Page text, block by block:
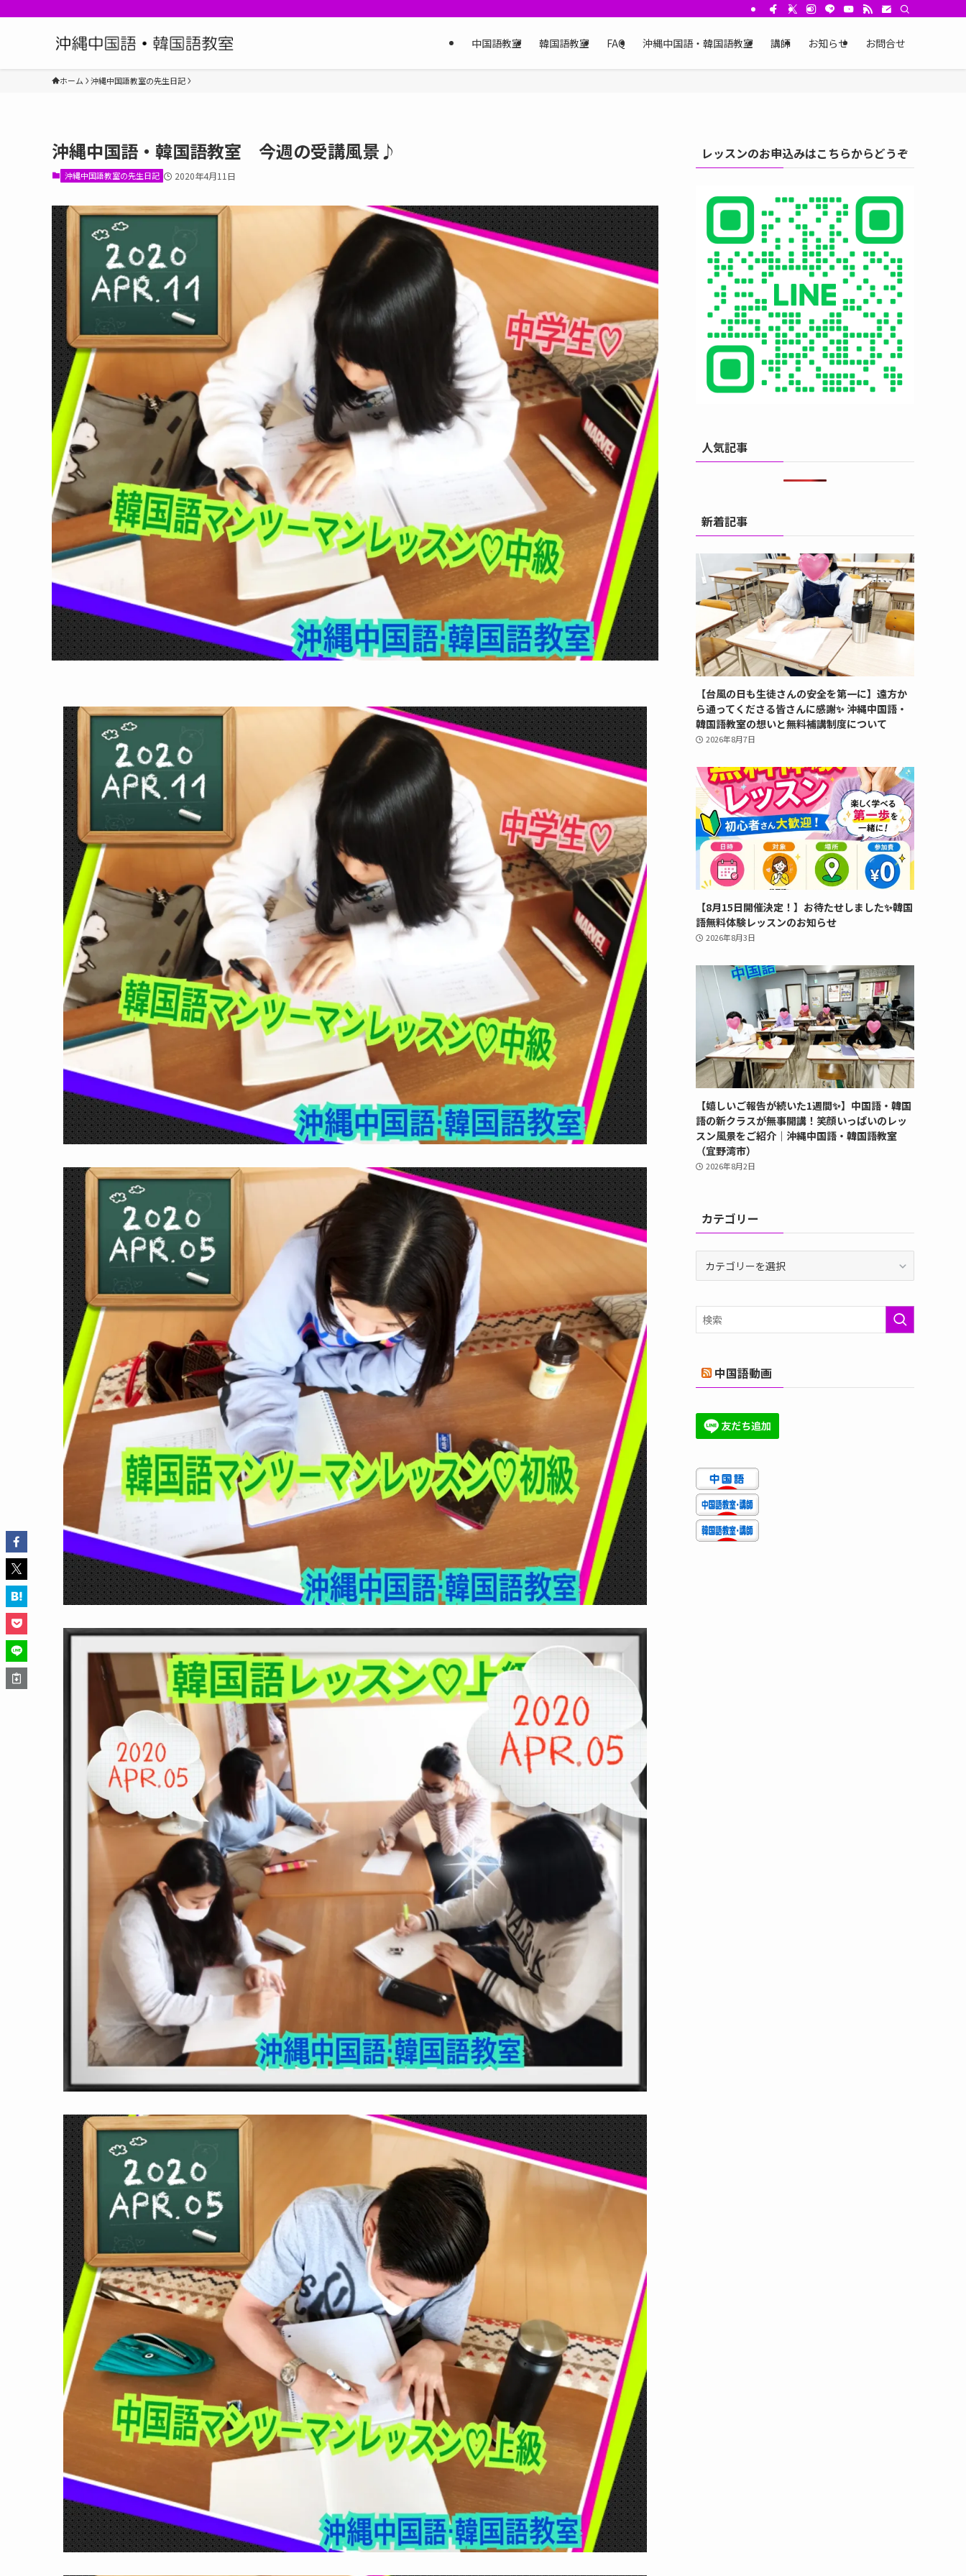
中国語教室 韓国語教室 FAQ 沖縄中国語・韓国語教室 講師 お知らせ お問合せ
ホーム 沖縄中国語教室の先生日記
沖縄中国語・韓国語教室 今週の受講風景♪
沖縄中国語教室の先生日記 2020年4月11日
レッスンのお申込みはこちらからどうぞ
人気記事
新着記事
【台風の日も生徒さんの安全を第一に】遠方か
ら通ってくださる皆さんに感謝✨ 沖縄中国語・
韓国語教室の想いと無料補講制度について
2026年8月7日
【8月15日開催決定！】お待たせしました✨韓国
語無料体験レッスンのお知らせ
2026年8月3日
【嬉しいご報告が続いた1週間✨】中国語・韓国
語の新クラスが無事開講！笑顔いっぱいのレッ
スン風景をご紹介｜沖縄中国語・韓国語教室
（宜野湾市）
2026年8月2日
カテゴリー
リ
ー
中国語動画